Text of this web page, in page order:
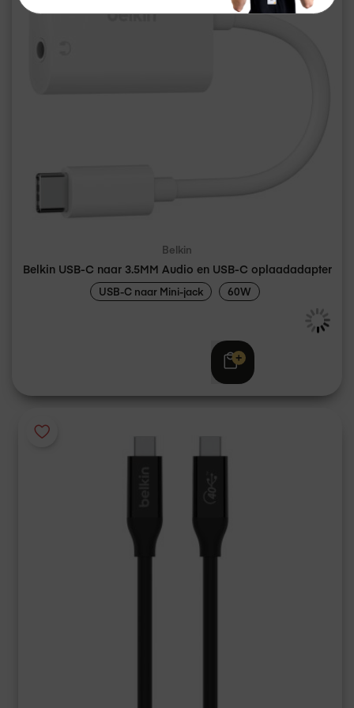
Belkin
Belkin USB-C naar 3.5MM Audio en USB-C oplaadadapter
USB-C naar Mini-jack 60W